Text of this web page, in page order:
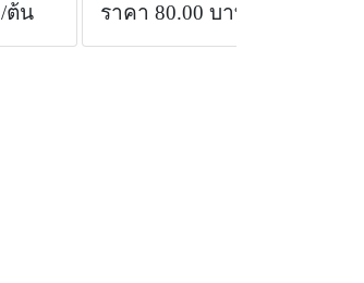
/ต้น ราคา 80.00 บาท